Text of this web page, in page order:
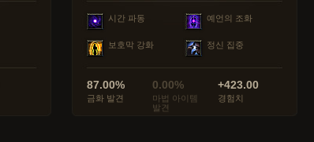
시간 파동 예언의 조화
보호막 강화 정신 집중
87.00%
금화 발견
0.00%
마법 아이템
발견
+423.00
경험치